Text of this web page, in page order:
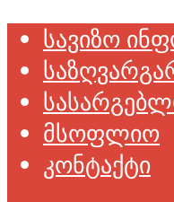
სავიზო
მსოფლიო
კონტაქტი